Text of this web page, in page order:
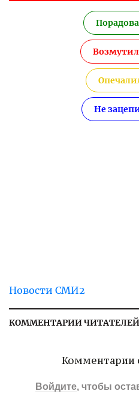
Не
Новости СМИ2
КОММЕНТАРИИ ЧИТАТЕЛЕЙ
Комментарии
Войдите, чтобы